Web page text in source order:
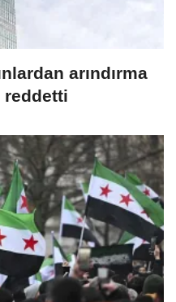
arındırma
reddetti